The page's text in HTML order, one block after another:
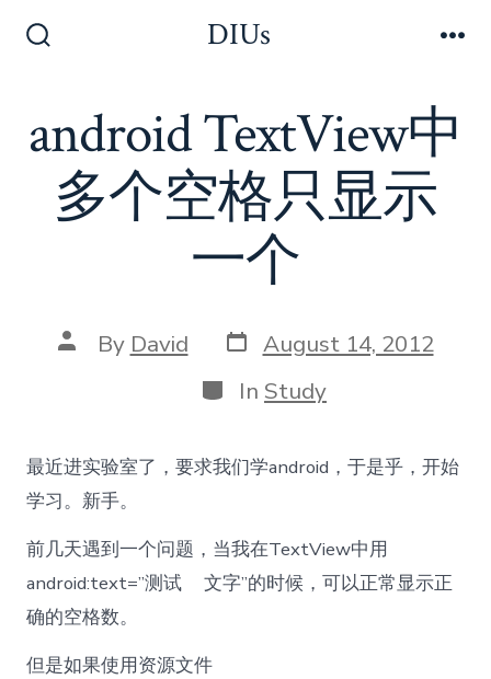
DIUs
android TextView中
多个空格只显示
一个
Post
author
By David Post
date
August 14, 2012
Categories
In Study
最近进实验室了，要求我们学android，于是乎，开始
学习。新手。
前几天遇到一个问题，当我在TextView中用
android:text=”测试 文字”的时候，可以正常显示正
确的空格数。
但是如果使用资源文件